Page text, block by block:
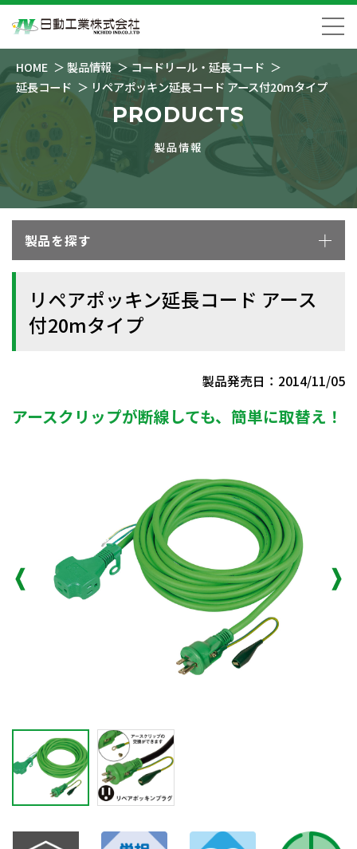
HOME 製品情報
コードリール・延長コード
延長コード
リペアポッキン延長コード アース付20mタイプ
PRODUCTS
製品情報
製品を探す
リペアポッキン延長コード アース
付20mタイプ
製品発売日：2014/11/05
アースクリップが断線しても、簡単に取替え！